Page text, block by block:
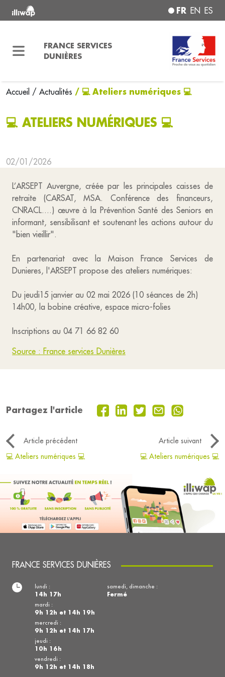
FR EN ES
FRANCE SERVICES
DUNIÈRES
Accueil / Actualités / 💻 Ateliers numériques 💻
💻 ATELIERS NUMÉRIQUES 💻
02/01/2026
L’ARSEPT Auvergne, créée par les principales caisses de
retraite (CARSAT, MSA. Conférence des financeurs,
CNRACL....) œuvre à la Prévention Santé des Seniors en
informant, sensibilisant et soutenant les actions autour du
"bien vieillir".
En partenariat avec la Maison France Services de
Dunieres, l'ARSEPT propose des ateliers numériques:
Du jeudi15 janvier au 02 mai 2026 (10 séances de 2h)
14h00, la bobine créative, espace micro-folies
Inscriptions au 04 71 66 82 60
Source : France services Dunières
Partagez l'article
Article précédent
Article suivant
💻 Ateliers numériques 💻
💻 Ateliers numériques 💻
FRANCE SERVICES DUNIÈRES
lundi :
14h 17h
mardi :
9h 12h et 14h 19h
mercredi :
9h 12h et 14h 17h
jeudi :
10h 16h
vendredi :
9h 12h et 14h 18h
samedi, dimanche :
Fermé